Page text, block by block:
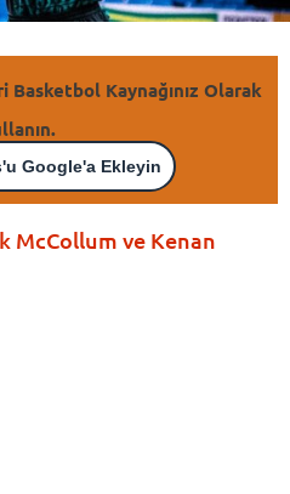
Basketbol Kaynağınız Olarak
Google'a Ekleyin
McCollum ve Kenan